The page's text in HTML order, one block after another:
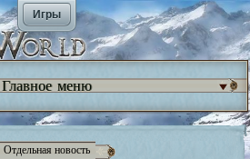
Игры
Главное меню
Отдельная новость